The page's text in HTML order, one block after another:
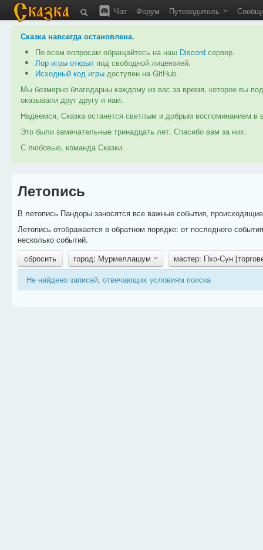
Чат Форум Путеводитель
Сказка навсегда остановлена.
По всем вопросам обращайтесь на наш Discord сервер.
Лор игры открыт под свободной лицензией.
Исходный код игры доступен на GitHub.
Мы безмерно благодарны каждому из вас за время, которое вы
оказывали друг другу и нам.
Надеемся, Сказка останется светлым и добрым воспоминанием
Это были замечательные тринадцать лет. Спасибо вам за них.
С любовью, команда Сказки.
Летопись
В летопись Пандоры заносятся все важные события,
Летопись отображается в обратном порядке: от последнего
несколько событий.
сбросить
город: Мурмеллашум
мастер: Пхо-Сун
Не найдено записей, отвечающих условиям поиска